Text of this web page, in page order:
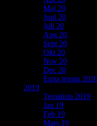
Maj 20
Juni 20
Juli 20
Aug 20
Sept 20
Okt 20
Nov 20
Dec 20
Egna teman
2019
Temalista 2019
Jan 19
Feb 19
Mars 19